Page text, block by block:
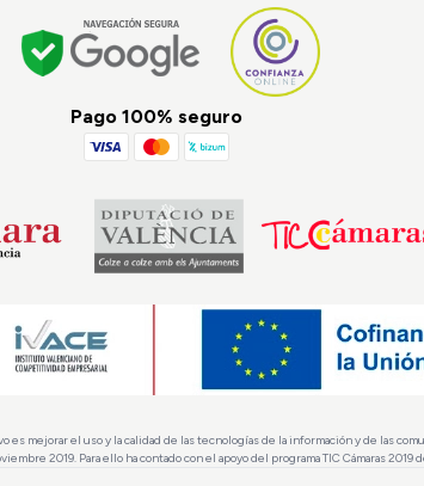
Pago 100% seguro
mejorar el uso y la calidad de las tecnologías de la información y de las
2019. Para ello ha contado con el apoyo del programa TIC Cámaras 2019